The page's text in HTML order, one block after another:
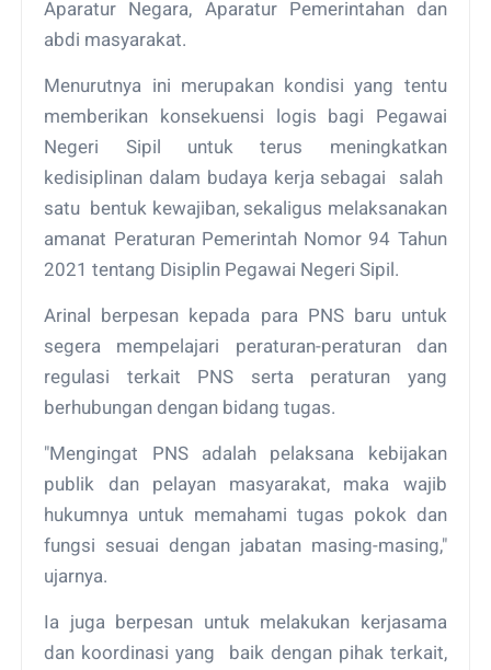
Aparatur Negara, Aparatur Pemerintahan dan
abdi masyarakat.
Menurutnya ini merupakan kondisi yang tentu
memberikan konsekuensi logis bagi Pegawai
Negeri Sipil untuk terus meningkatkan
kedisiplinan dalam budaya kerja sebagai salah
satu bentuk kewajiban, sekaligus melaksanakan
amanat Peraturan Pemerintah Nomor 94 Tahun
2021 tentang Disiplin Pegawai Negeri Sipil.
Arinal berpesan kepada para PNS baru untuk
segera mempelajari peraturan-peraturan dan
regulasi terkait PNS serta peraturan yang
berhubungan dengan bidang tugas.
"Mengingat PNS adalah pelaksana kebijakan
publik dan pelayan masyarakat, maka wajib
hukumnya untuk memahami tugas pokok dan
fungsi sesuai dengan jabatan masing-masing,"
ujarnya.
Ia juga berpesan untuk melakukan kerjasama
dan koordinasi yang baik dengan pihak terkait,